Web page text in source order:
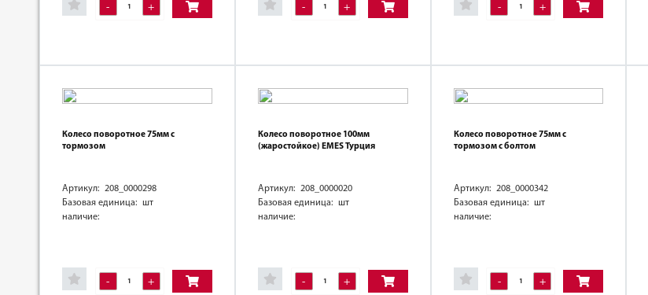
- + - + - +
Колесо поворотное 75мм с
тормозом
Артикул: 208_0000298
Базовая единица: шт
наличие:
- +
Колесо поворотное 100мм
(жаростойкое) EMES Турция
Артикул: 208_0000020
Базовая единица: шт
наличие:
- +
Колесо поворотное 75мм с
тормозом с болтом
Артикул: 208_0000342
Базовая единица: шт
наличие:
- +